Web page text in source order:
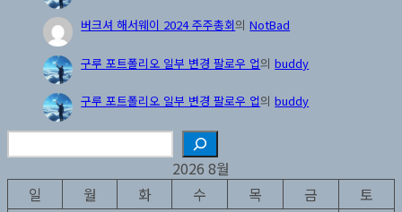
버크셔 해서웨이 2024 주주총회의NotBad
구루 포트폴리오 일부 변경 팔로우 업의buddy
구루 포트폴리오 일부 변경 팔로우 업의buddy
2026 8월
일
월 화 수 목 금
토